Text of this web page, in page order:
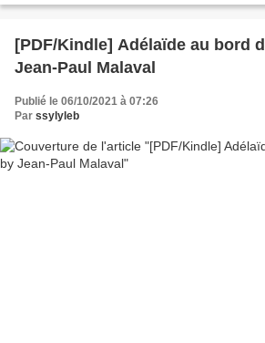
edición:...
[PDF/Kindle] Adélaïde au bord
Jean-Paul Malaval
Publié le 06/10/2021 à 07:26
Par ssylyleb